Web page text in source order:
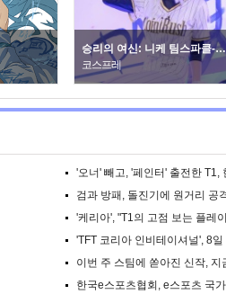
승리의 여신: 니케 팀스파클-나야 블랑: 77번 타자
코스프레
'오너' 빼고, '페인터' 출전한 T1,
검과 방패, 돌진기에 원거리 공
'케리아', "T1의 고점 보는 플레
'TFT 코리아 인비테이셔널', 8일
이번 주 스팀에 쏟아진 신작, 지
한국e스포츠협회, e스포츠 국